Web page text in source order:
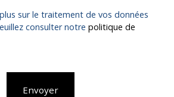
sur le traitement de vos données
consulter notre politique de
Envoyer